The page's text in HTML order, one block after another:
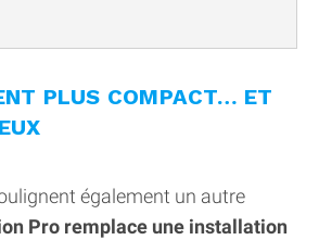
PLUS COMPACT… ET
également un autre
Pro remplace une installation